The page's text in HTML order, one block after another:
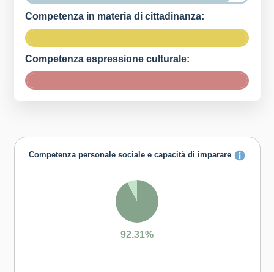
Competenza in materia di cittadinanza:
Competenza espressione culturale:
Competenza personale sociale e capacità di imparare
92.31%